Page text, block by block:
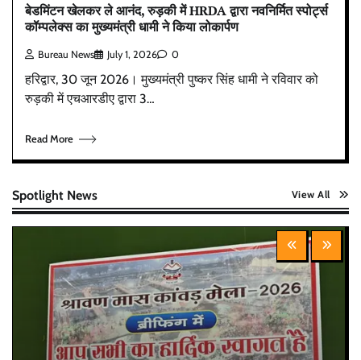
बेडमिंटन खेलकर ले आनंद, रुड़की में HRDA द्वारा नवनिर्मित स्पोर्ट्स
कॉम्पलेक्स का मुख्यमंत्री धामी ने किया लोकार्पण
Bureau News July 1, 2026 0
हरिद्वार, 30 जून 2026। मुख्यमंत्री पुष्कर सिंह धामी ने रविवार को
रुड़की में एचआरडीए द्वारा 3…
Read More
Spotlight News View All